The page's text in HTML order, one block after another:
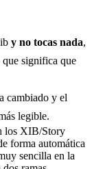
y no tocas nada,
significa que
cambiado y el
legible.
los XIB/Story
forma automática
sencilla en la